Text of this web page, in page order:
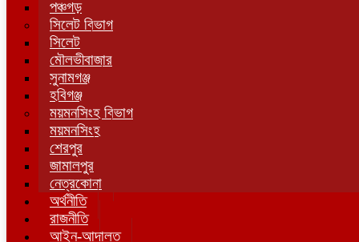
পঞ্চগড়
সিলেট বিভাগ
সিলেট
মৌলভীবাজার
সুনামগঞ্জ
হবিগঞ্জ
ময়মনসিংহ বিভাগ
ময়মনসিংহ
শেরপুর
জামালপুর
নেত্রকোনা
অর্থনীতি
রাজনীতি
আইন-আদালত